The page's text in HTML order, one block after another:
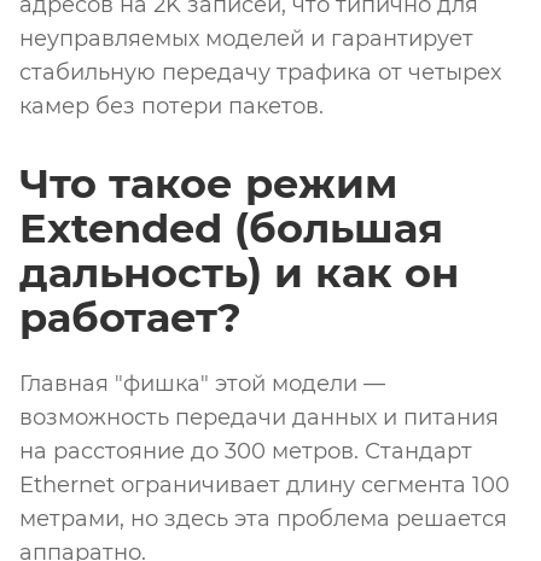
неуправляемых моделей и гарантирует
стабильную передачу трафика от четырех
камер без потери пакетов.
Что такое режим
Extended (большая
дальность) и как он
работает?
Главная "фишка" этой модели —
возможность передачи данных и питания
на расстояние до 300 метров. Стандарт
Ethernet ограничивает длину сегмента 100
метрами, но здесь эта проблема решается
аппаратно.